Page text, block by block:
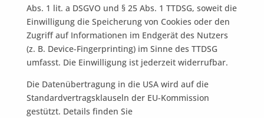
Abs. 1 lit. a DSGVO und § 25 Abs. 1 TTDSG, soweit die
Einwilligung die Speicherung von Cookies oder den
Zugriff auf Informationen im Endgerät des Nutzers
(z. B. Device-Fingerprinting) im Sinne des TTDSG
umfasst. Die Einwilligung ist jederzeit widerrufbar.
Die Datenübertragung in die USA wird auf die
Standardvertragsklauseln der EU-Kommission
gestützt. Details finden Sie